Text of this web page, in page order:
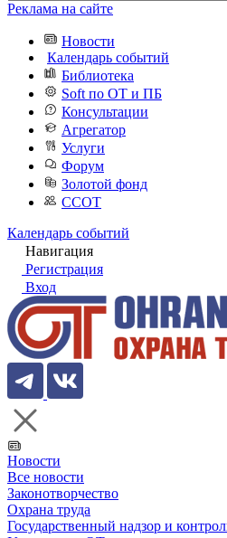
Реклама на сайте
Новости
Календарь событий
Библиотека
Soft по ОТ и ПБ
Консультации
Агрегатор
Услуги
Форум
Золотой фонд
ССОТ
Календарь событий
Навигация
Регистрация
Вход
Новости
Все новости
Законотворчество
Охрана труда
Государственный надзор и